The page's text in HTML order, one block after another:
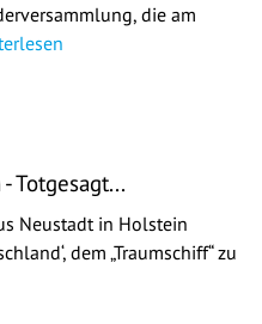
die am
Totgesagt...
Neustadt in Holstein
dem „Traumschiff“ zu